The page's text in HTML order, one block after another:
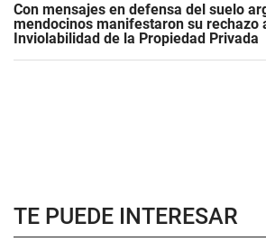
Con mensajes en defensa del suelo
mendocinos manifestaron su rechazo
Inviolabilidad de la Propiedad Privada
TE PUEDE INTERESAR